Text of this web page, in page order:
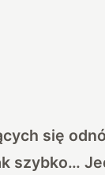
się
szybko…